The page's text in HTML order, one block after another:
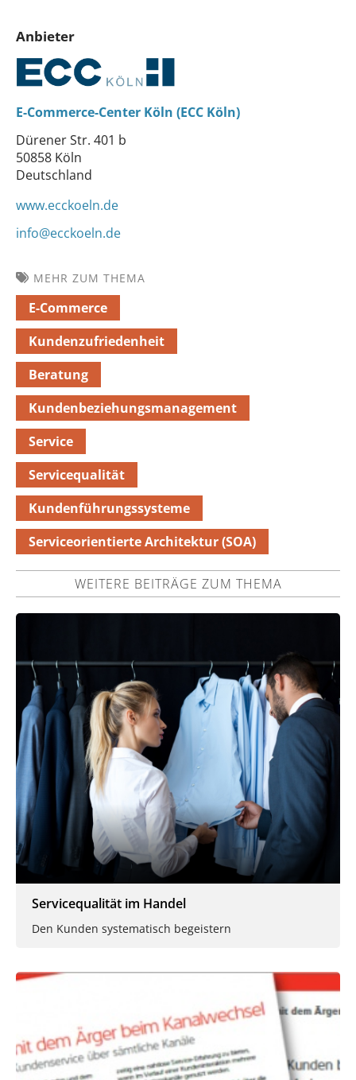
Anbieter
E-Commerce-Center Köln (ECC Köln)
Dürener Str. 401 b
50858 Köln
Deutschland
www.ecckoeln.de
info@ecckoeln.de
MEHR ZUM THEMA
E-Commerce
Kundenzufriedenheit
Beratung
Kundenbeziehungsmanagement
Service
Servicequalität
Kundenführungssysteme
Serviceorientierte Architektur (SOA)
WEITERE BEITRÄGE ZUM THEMA
Servicequalität im Handel
Den Kunden systematisch begeistern